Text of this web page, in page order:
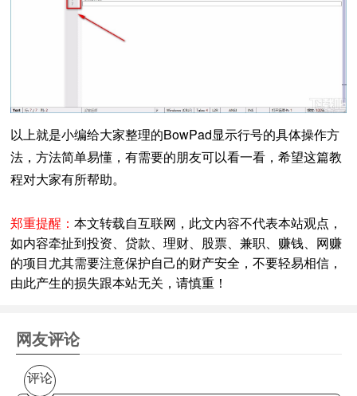
以上就是小编给大家整理的BowPad显示行号的具体操作方
法，方法简单易懂，有需要的朋友可以看一看，希望这篇教
程对大家有所帮助。
郑重提醒： 本文转载自互联网，此文内容不代表本站观点，
如内容牵扯到投资、贷款、理财、股票、兼职、赚钱、网赚
的项目尤其需要注意保护自己的财产安全，不要轻易相信，
由此产生的损失跟本站无关，请慎重！
网友评论
评论